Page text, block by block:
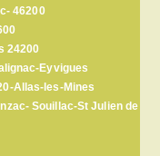
46200
24200
Eyvigues
Allas-les-Mines
Souillac-St Julien de